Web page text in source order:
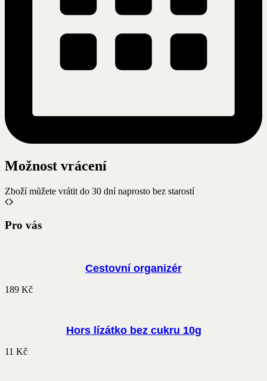
Možnost vrácení
Zboží můžete vrátit do 30 dní naprosto bez starostí
Pro vás
Cestovní organizér
189 Kč
Hors lízátko bez cukru 10g
11 Kč